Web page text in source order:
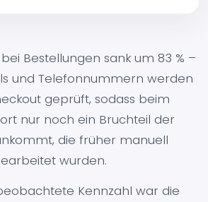
Bestellungen sank um 83 % –
und Telefonnummern werden
geprüft, sodass beim
nur noch ein Bruchteil der
die früher manuell
wurden.
Kennzahl war die